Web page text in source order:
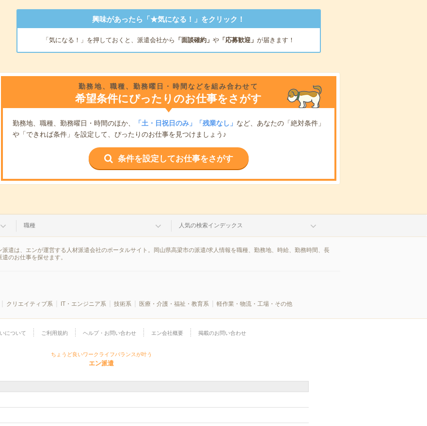
興味があったら「★気になる！」をクリック！
「気になる！」を押しておくと、派遣会社から 「面談確約」 や「応募歓迎」 が届きます！
勤務地、職種、勤務曜日・時間などを組み合わせて
希望条件にぴったりのお仕事をさがす
勤務地、職種、勤務曜日・時間のほか、 「土・日祝日のみ」「残業なし」 など、あなたの「絶対条件」
や「できれば条件」を設定して、ぴったりのお仕事を見つけましょう♪
条件を設定してお仕事をさがす
職種 人気の検索インデックス
遣は、エンが運営する人材派遣会社のポータルサイト。岡山県高梁市の派遣/求人情報を職種、勤務地、時給、勤務時間、長
のお仕事を探せます。
クリエイティブ系 IT・エンジニア系 技術系 医療・介護・福祉・教育系 軽作業・物流・工場・その他
について ご利用規約 ヘルプ・お問い合わせ エン会社概要 掲載のお問い合わせ
ちょうど良いワークライフバランスが叶う
エン派遣